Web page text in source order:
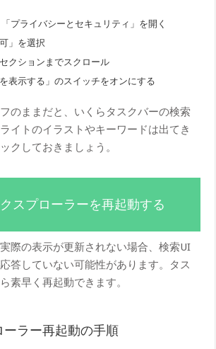
プライバシーとセキュリティ」を開く
」を選択
クションまでスクロール
表示する」のスイッチをオンにする
のままだと、いくらタスクバーの検索
イトのイラストやキーワードは出てき
クしておきましょう。
スプローラーを再起動する
際の表示が更新されない場合、検索UI
答していない可能性があります。タス
素早く再起動できます。
ーラー再起動の手順